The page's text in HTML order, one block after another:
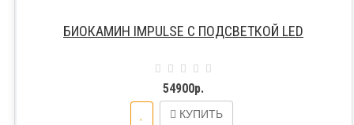
БИОКАМИН IMPULSE C ПОДСВЕТКОЙ LED
54900р.
КУПИТЬ